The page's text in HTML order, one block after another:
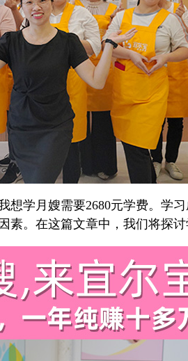
学月嫂需要2680元学费。学
素。在这篇文章中，我们将探